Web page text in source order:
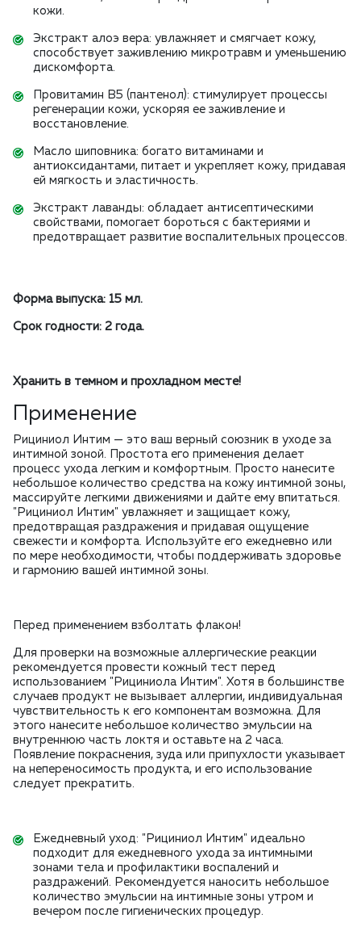
кожи.
Экстракт алоэ вера: увлажняет и смягчает кожу,
способствует заживлению микротравм и уменьшению
дискомфорта.
Провитамин B5 (пантенол): стимулирует процессы
регенерации кожи, ускоряя ее заживление и
восстановление.
Масло шиповника: богато витаминами и
антиоксидантами, питает и укрепляет кожу, придавая
ей мягкость и эластичность.
Экстракт лаванды: обладает антисептическими
свойствами, помогает бороться с бактериями и
предотвращает развитие воспалительных процессов.
Форма выпуска: 15 мл.
Срок годности: 2 года.
Хранить в темном и прохладном месте!
Применение
Рициниол Интим — это ваш верный союзник в уходе за
интимной зоной. Простота его применения делает
процесс ухода легким и комфортным. Просто нанесите
небольшое количество средства на кожу интимной зоны,
массируйте легкими движениями и дайте ему впитаться.
"Рициниол Интим" увлажняет и защищает кожу,
предотвращая раздражения и придавая ощущение
свежести и комфорта. Используйте его ежедневно или
по мере необходимости, чтобы поддерживать здоровье
и гармонию вашей интимной зоны.
Перед применением взболтать флакон!
Для проверки на возможные аллергические реакции
рекомендуется провести кожный тест перед
использованием "Рициниола Интим". Хотя в большинстве
случаев продукт не вызывает аллергии, индивидуальная
чувствительность к его компонентам возможна. Для
этого нанесите небольшое количество эмульсии на
внутреннюю часть локтя и оставьте на 2 часа.
Появление покраснения, зуда или припухлости указывает
на непереносимость продукта, и его использование
следует прекратить.
Ежедневный уход: "Рициниол Интим" идеально
подходит для ежедневного ухода за интимными
зонами тела и профилактики воспалений и
раздражений. Рекомендуется наносить небольшое
количество эмульсии на интимные зоны утром и
вечером после гигиенических процедур.